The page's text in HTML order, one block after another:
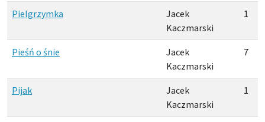
Pielgrzymka
Jacek
Kaczmarski
1
Pieśń o śnie
Jacek
Kaczmarski
7
Pijak
Jacek
Kaczmarski
1